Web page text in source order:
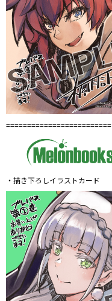
=========================
・描き下ろしイラストカード